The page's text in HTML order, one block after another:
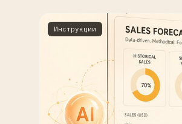
Инструкции